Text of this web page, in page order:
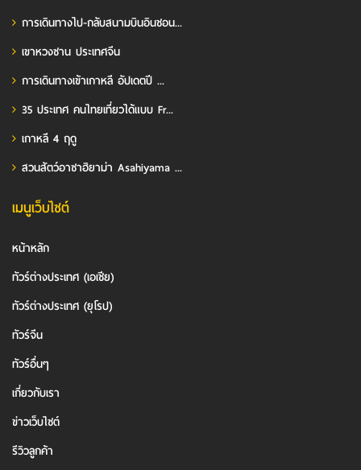
การเดินทางไป-กลับสนามบินอินชอน...
เขาหวงซาน ประเทศจีน
การเดินทางเข้าเกาหลี อัปเดตปี ...
35 ประเทศ คนไทยเที่ยวได้แบบ Fr...
เกาหลี 4 ฤดู
สวนสัตว์อาซาฮิยาม่า Asahiyama ...
เมนูเว็บไซต์
หน้าหลัก
ทัวร์ต่างประเทศ (เอเชีย)
ทัวร์ต่างประเทศ (ยุโรป)
ทัวร์จีน
ทัวร์อื่นๆ
เกี่ยวกับเรา
ข่าวเว็บไซต์
รีวิวลูกค้า